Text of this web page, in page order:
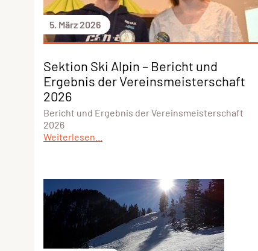
5. März 2026
Sektion Ski Alpin – Bericht und
Ergebnis der Vereinsmeisterschaft
2026
Bericht und Ergebnis der Vereinsmeisterschaft
2026
Weiterlesen...